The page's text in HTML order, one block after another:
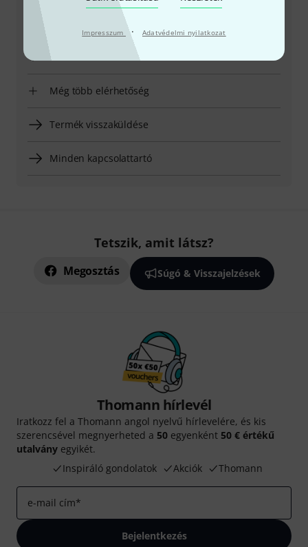
Impresszum · Adatvédelmi nyilatkozat
Nyitvatartási idő (CEST - Közép-európai
nyári időszámítás)
Még több elérhetőség
Termék visszaküldése
Minden kapcsolattartó
Tetszik, amit látsz?
Megosztás Súgó & Visszajelzések
Thomann hírlevél
Iratkozz fel a Thomann angol nyelvű hírlevelére, és kis
szerencsével megnyerheted a 50 egyenként 50 € értékű
utalvány egyikét.
Inspiráló gondolatok
Akciók Thomann
e-mail cím*
Bejelentkezés